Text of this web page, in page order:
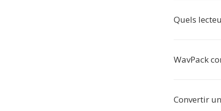
Quels
WavPack
Convertir